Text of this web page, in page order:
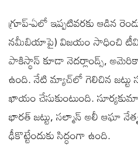
గ్రూప్-ఏలో ఇప్పటివరకు ఆడిన
నమీబియాపై) విజయం సాధించి
పాకిస్థాన్ కూడా నెదర్లాండ్స్,
ఉంది. నేటి మ్యాచ్‌లో గెలిచిన జట్టు
ఖాయం చేసుకుంటుంది.
భారత్ జట్టు, సల్మాన్ అలీ ఆఘా
ఢీకొట్టేందుకు సిద్ధంగా ఉంది.